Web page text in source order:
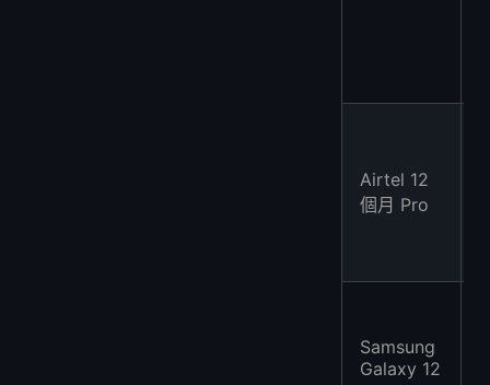
Airtel 12
個月 Pro
Samsung
Galaxy 12